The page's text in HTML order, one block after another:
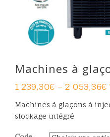
Machines à
1 239,30€ – 2 053,36€
Machines à glaçons à
stockage intégré